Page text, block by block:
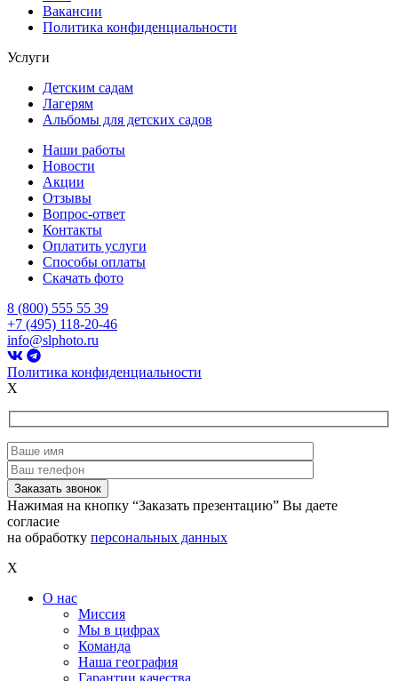
Вакансии
Политика конфиденциальности
Услуги
Детским садам
Лагерям
Альбомы для детских садов
Наши работы
Новости
Акции
Отзывы
Вопрос-ответ
Контакты
Оплатить услуги
Способы оплаты
Скачать фото
8 (800) 555 55 39
+7 (495) 118-20-46
info@slphoto.ru
Политика конфиденциальности
X
Нажимая на кнопку “Заказать презентацию” Вы даете
согласие
на обработку персональных данных
X
О нас
Миссия
Мы в цифрах
Команда
Наша география